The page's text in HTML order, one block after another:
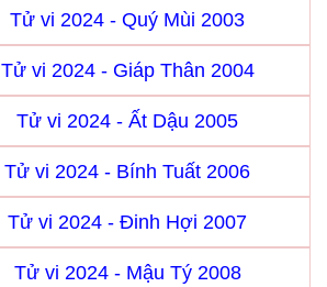
Tử vi 2024 - Quý Mùi 2003
Tử vi 2024 - Giáp Thân 2004
Tử vi 2024 - Ất Dậu 2005
Tử vi 2024 - Bính Tuất 2006
Tử vi 2024 - Đinh Hợi 2007
Tử vi 2024 - Mậu Tý 2008